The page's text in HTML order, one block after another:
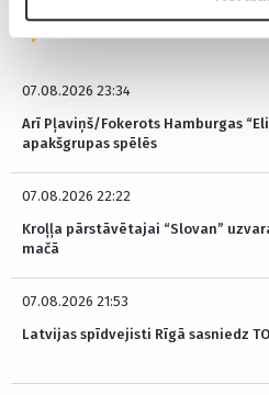
JAUNĀKĀS ZIŅAS
07.08.2026 23:34
Arī Pļaviņš/Fokerots Hamburgas
apakšgrupas spēlēs
07.08.2026 22:22
Kroļļa pārstāvētajai “Slovan”
mačā
07.08.2026 21:53
Latvijas spīdvejisti Rīgā sasniedz